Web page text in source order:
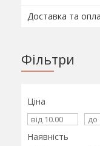
Доставка та
Фільтри
Ціна
Наявність